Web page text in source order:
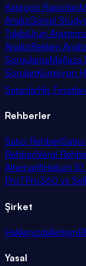
Kategori Raporları
AnalizGörsel
TakibiÜrün
AnaliziReklam
SorgulamaMağaza
SorularıKomisyon
SatanlarNiş Fırsatlar
Rehberler
Satıcı Rehberi
RehberiVergi
AlternatifiHelium
ProTPro360 vs
Şirket
Hakkımızdaİletişim
Yasal